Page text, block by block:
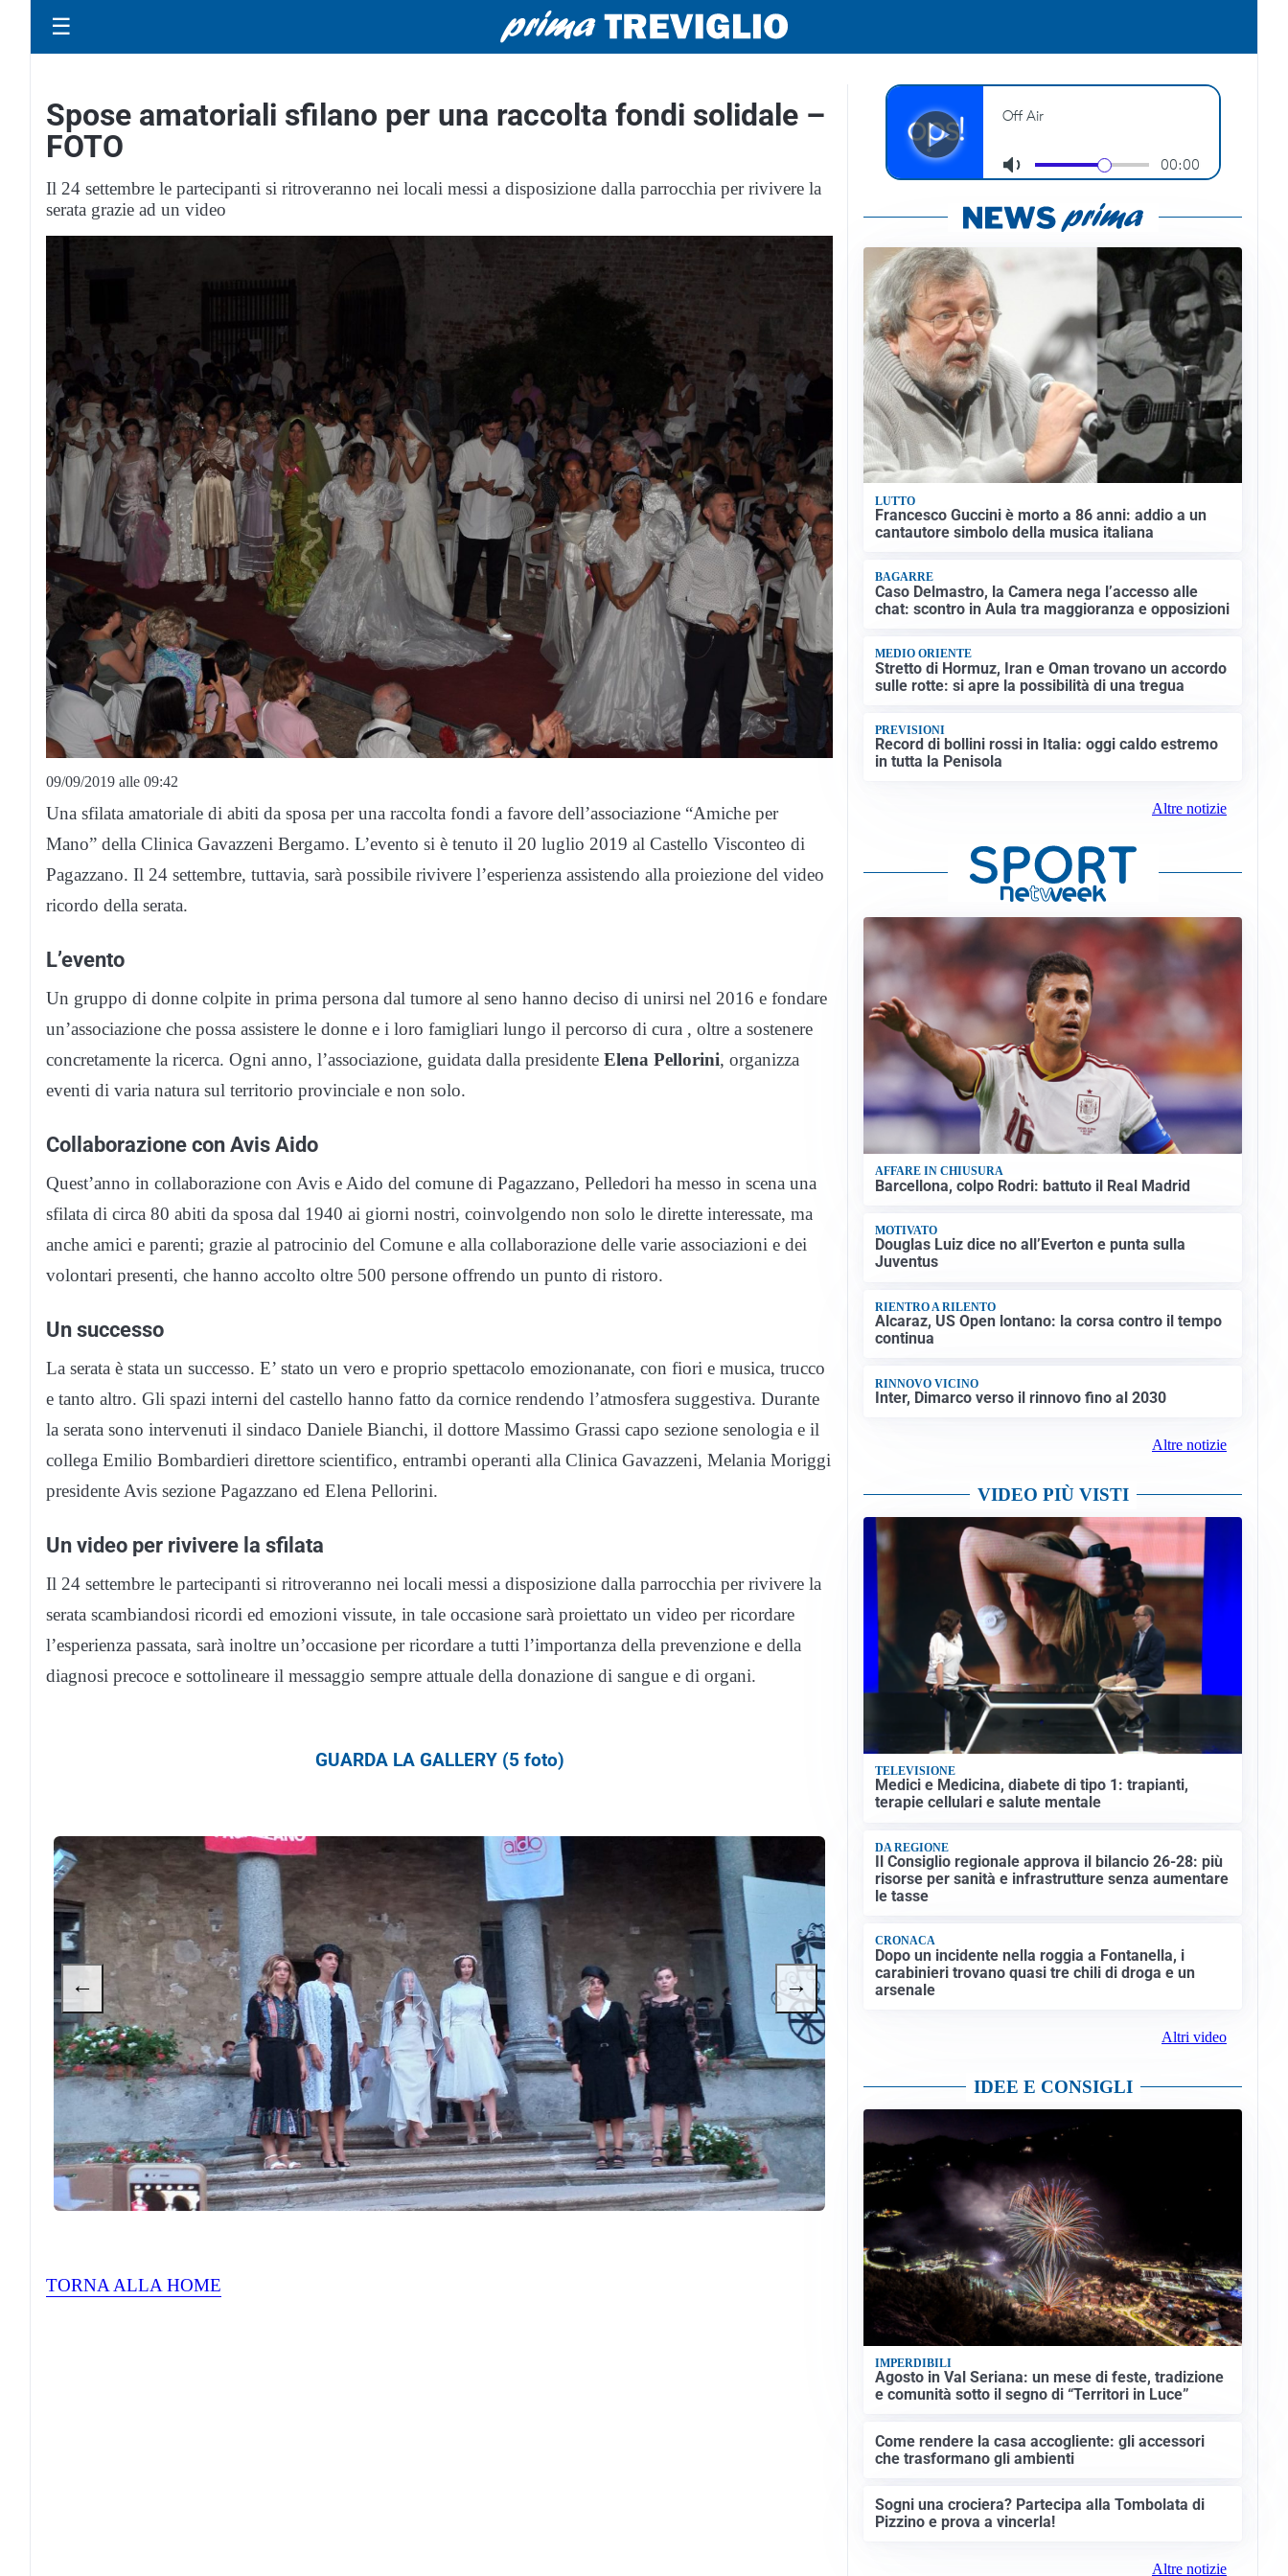
☰
Spose amatoriali sfilano per una raccolta fondi solidale –
FOTO
Il 24 settembre le partecipanti si ritroveranno nei locali messi a disposizione dalla parrocchia per rivivere la
serata grazie ad un video
09/09/2019 alle 09:42
Una sfilata amatoriale di abiti da sposa per una raccolta fondi a favore dell’associazione “Amiche per
Mano” della Clinica Gavazzeni Bergamo. L’evento si è tenuto il 20 luglio 2019 al Castello Visconteo di
Pagazzano. Il 24 settembre, tuttavia, sarà possibile rivivere l’esperienza assistendo alla proiezione del video
ricordo della serata.
L’evento
Un gruppo di donne colpite in prima persona dal tumore al seno hanno deciso di unirsi nel 2016 e fondare
un’associazione che possa assistere le donne e i loro famigliari lungo il percorso di cura , oltre a sostenere
concretamente la ricerca. Ogni anno, l’associazione, guidata dalla presidente Elena Pellorini, organizza
eventi di varia natura sul territorio provinciale e non solo.
Collaborazione con Avis Aido
Quest’anno in collaborazione con Avis e Aido del comune di Pagazzano, Pelledori ha messo in scena una
sfilata di circa 80 abiti da sposa dal 1940 ai giorni nostri, coinvolgendo non solo le dirette interessate, ma
anche amici e parenti; grazie al patrocinio del Comune e alla collaborazione delle varie associazioni e dei
volontari presenti, che hanno accolto oltre 500 persone offrendo un punto di ristoro.
Un successo
La serata è stata un successo. E’ stato un vero e proprio spettacolo emozionanate, con fiori e musica, trucco
e tanto altro. Gli spazi interni del castello hanno fatto da cornice rendendo l’atmosfera suggestiva. Durante
la serata sono intervenuti il sindaco Daniele Bianchi, il dottore Massimo Grassi capo sezione senologia e il
collega Emilio Bombardieri direttore scientifico, entrambi operanti alla Clinica Gavazzeni, Melania Moriggi
presidente Avis sezione Pagazzano ed Elena Pellorini.
Un video per rivivere la sfilata
Il 24 settembre le partecipanti si ritroveranno nei locali messi a disposizione dalla parrocchia per rivivere la
serata scambiandosi ricordi ed emozioni vissute, in tale occasione sarà proiettato un video per ricordare
l’esperienza passata, sarà inoltre un’occasione per ricordare a tutti l’importanza della prevenzione e della
diagnosi precoce e sottolineare il messaggio sempre attuale della donazione di sangue e di organi.
GUARDA LA GALLERY (5 foto)
← →
TORNA ALLA HOME
LUTTO
Francesco Guccini è morto a 86 anni: addio a un
cantautore simbolo della musica italiana
BAGARRE
Caso Delmastro, la Camera nega l’accesso alle
chat: scontro in Aula tra maggioranza e opposizioni
MEDIO ORIENTE
Stretto di Hormuz, Iran e Oman trovano un accordo
sulle rotte: si apre la possibilità di una tregua
PREVISIONI
Record di bollini rossi in Italia: oggi caldo estremo
in tutta la Penisola
Altre notizie
AFFARE IN CHIUSURA
Barcellona, colpo Rodri: battuto il Real Madrid
MOTIVATO
Douglas Luiz dice no all’Everton e punta sulla
Juventus
RIENTRO A RILENTO
Alcaraz, US Open lontano: la corsa contro il tempo
continua
RINNOVO VICINO
Inter, Dimarco verso il rinnovo fino al 2030
Altre notizie
VIDEO PIÙ VISTI
TELEVISIONE
Medici e Medicina, diabete di tipo 1: trapianti,
terapie cellulari e salute mentale
DA REGIONE
Il Consiglio regionale approva il bilancio 26-28: più
risorse per sanità e infrastrutture senza aumentare
le tasse
CRONACA
Dopo un incidente nella roggia a Fontanella, i
carabinieri trovano quasi tre chili di droga e un
arsenale
Altri video
IDEE E CONSIGLI
IMPERDIBILI
Agosto in Val Seriana: un mese di feste, tradizione
e comunità sotto il segno di “Territori in Luce”
Come rendere la casa accogliente: gli accessori
che trasformano gli ambienti
Sogni una crociera? Partecipa alla Tombolata di
Pizzino e prova a vincerla!
Altre notizie